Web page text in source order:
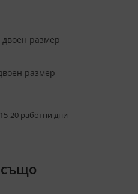
размер
размер
20 работни дни